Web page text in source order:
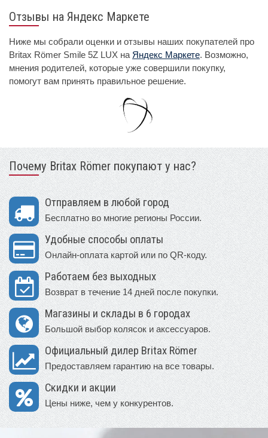
Отзывы на Яндекс Маркете
Ниже мы собрали оценки и отзывы наших покупателей про
Britax Römer Smile 5Z LUX на Яндекс Маркете. Возможно,
мнения родителей, которые уже совершили покупку,
помогут вам принять правильное решение.
Почему Britax Römer покупают у нас?
Отправляем в любой город
Бесплатно во многие регионы России.
Удобные способы оплаты
Онлайн-оплата картой или по QR-коду.
Работаем без выходных
Возврат в течение 14 дней после покупки.
Магазины и склады в 6 городах
Большой выбор колясок и аксессуаров.
Официальный дилер Britax Römer
Предоставляем гарантию на все товары.
Скидки и акции
Цены ниже, чем у конкурентов.